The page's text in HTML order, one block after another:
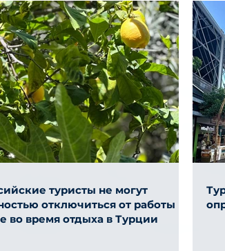
туристы не могут
отключиться от работы
во время отдыха в Турции